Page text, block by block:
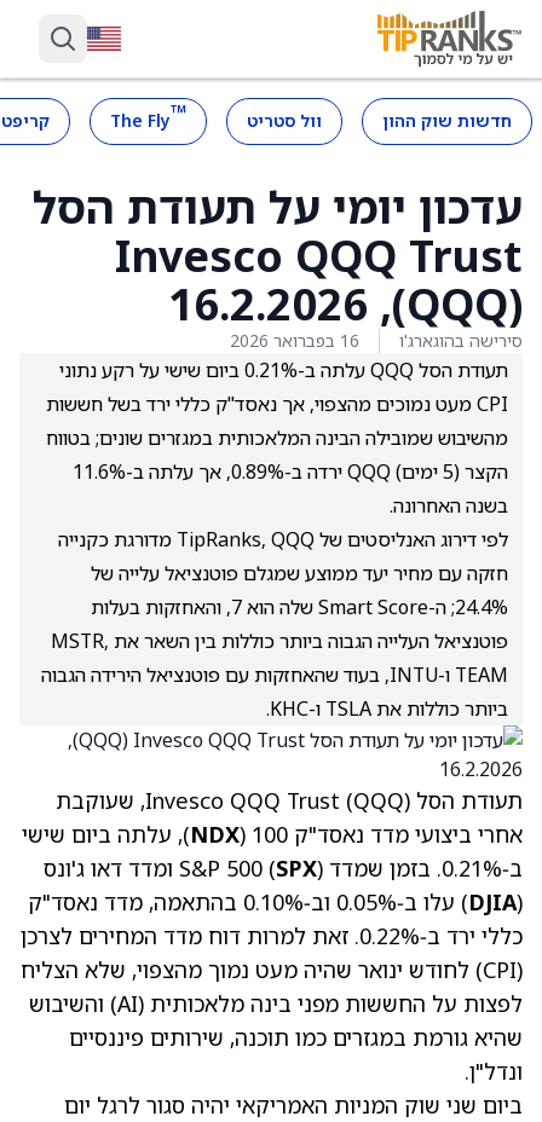
חדשות שוק ההון וול סטריט ™
The Fly
עדכון יומי על תעודת הסל
Invesco QQQ Trust
‏(QQQ), 16.2.2026
סירישה בהוגארג'ו 16 בפברואר 2026
תעודת הסל QQQ עלתה ב-0.21% ביום שישי על רקע נתוני
CPI מעט נמוכים מהצפוי, אך נאסד"ק כללי ירד בשל חששות
מהשיבוש שמובילה הבינה המלאכותית במגזרים שונים; בטווח
הקצר (5 ימים) QQQ ירדה ב-0.89%, אך עלתה ב-11.6%
בשנה האחרונה.
לפי דירוג האנליסטים של TipRanks, QQQ מדורגת כקנייה
חזקה עם מחיר יעד ממוצע שמגלם פוטנציאל עלייה של
24.4%; ה-Smart Score שלה הוא 7, והאחזקות בעלות
פוטנציאל העלייה הגבוה ביותר כוללות בין השאר את MSTR,
TEAM ו-INTU, בעוד שהאחזקות עם פוטנציאל הירידה הגבוה
ביותר כוללות את TSLA ו-KHC.
תעודת הסל Invesco QQQ Trust (QQQ), שעוקבת
אחרי ביצועי מדד נאסד"ק 100 (
NDX), עלתה ביום שישי
ב‑0.21%. בזמן שמדד S&P 500 (
SPX
) ומדד דאו ג'ונס
(
DJIA
) עלו ב‑0.05% וב‑0.10% בהתאמה, מדד נאסד"ק
כללי ירד ב‑0.22%. זאת למרות דוח מדד המחירים לצרכן
(CPI) לחודש ינואר שהיה מעט נמוך מהצפוי, שלא הצליח
לפצות על החששות מפני בינה מלאכותית (AI) והשיבוש
שהיא גורמת במגזרים כמו תוכנה, שירותים פיננסיים
ונדל"ן.
ביום שני שוק המניות האמריקאי יהיה סגור לרגל יום